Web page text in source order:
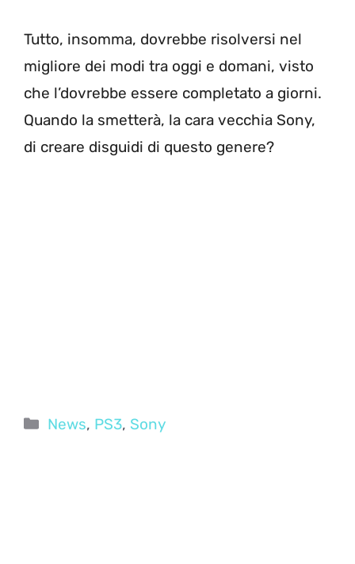
Tutto, insomma, dovrebbe risolversi nel
migliore dei modi tra oggi e domani, visto
che l’dovrebbe essere completato a giorni.
Quando la smetterà, la cara vecchia Sony,
di creare disguidi di questo genere?
Categorie
News, PS3, Sony